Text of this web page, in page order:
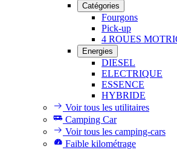
Catégories
Fourgons
Pick-up
4 ROUES
Energies
DIESEL
ELECTRIQUE
ESSENCE
HYBRIDE
Voir tous les utilitaires
Camping Car
Voir tous les camping-cars
Faible kilométrage